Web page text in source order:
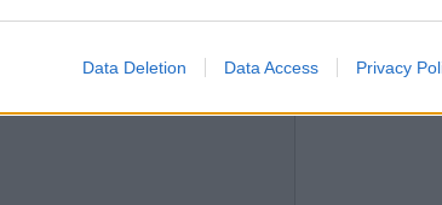
Data Deletion Data Access Privacy